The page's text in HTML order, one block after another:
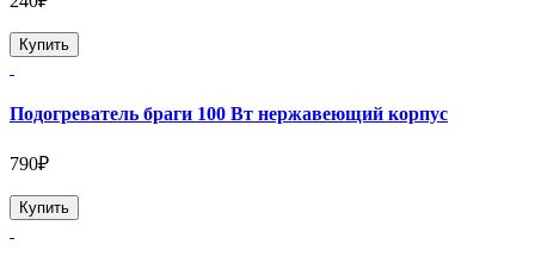
Купить
Подогреватель браги 100 Вт нержавеющий корпус
790₽
Купить